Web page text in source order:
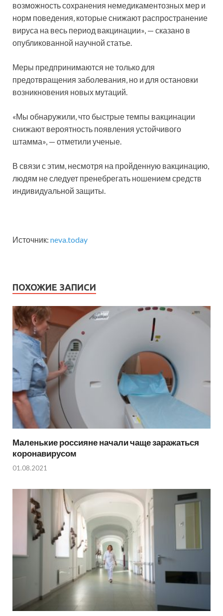
возможность сохранения немедикаментозных мер и
норм поведения, которые снижают распространение
вируса на весь период вакцинации», — сказано в
опубликованной научной статье.
Меры предпринимаются не только для
предотвращения заболевания, но и для остановки
возникновения новых мутаций.
«Мы обнаружили, что быстрые темпы вакцинации
снижают вероятность появления устойчивого
штамма», — отметили ученые.
В связи с этим, несмотря на пройденную вакцинацию,
людям не следует пренебрегать ношением средств
индивидуальной защиты.
Источник: neva.today
ПОХОЖИЕ ЗАПИСИ
Маленькие россияне начали чаще заражаться
коронавирусом
01.08.2021